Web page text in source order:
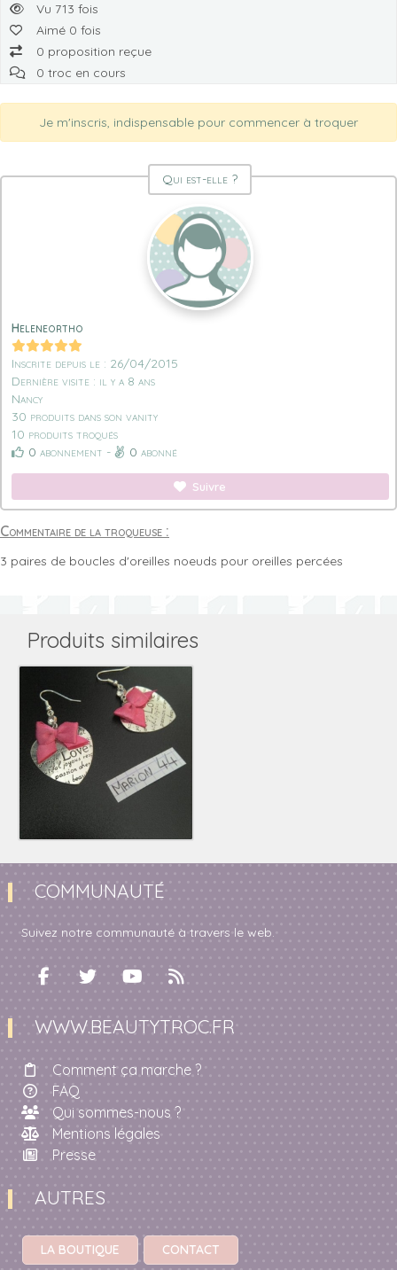
Vu 713 fois
Aimé 0 fois
0 proposition reçue
0 troc en cours
Je m'inscris, indispensable pour commencer à troquer
Qui est-elle ?
Heleneortho
Inscrite depuis le : 26/04/2015
Dernière visite : il y a 8 ans
Nancy
30 produits dans son vanity
10 produits troqués
0 abonnement - 0 abonné
Suivre
Commentaire de la troqueuse :
3 paires de boucles d'oreilles noeuds pour oreilles percées
Produits similaires
COMMUNAUTÉ
Suivez notre communauté à travers le web.
WWW.BEAUTYTROC.FR
Comment ça marche ?
FAQ
Qui sommes-nous ?
Mentions légales
Presse
AUTRES
LA BOUTIQUE CONTACT